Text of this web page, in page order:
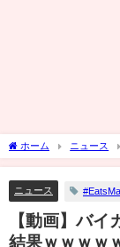
ホーム ニュース
ｗｗｗ
ニュース
【動画】バ
結果ｗｗｗｗ